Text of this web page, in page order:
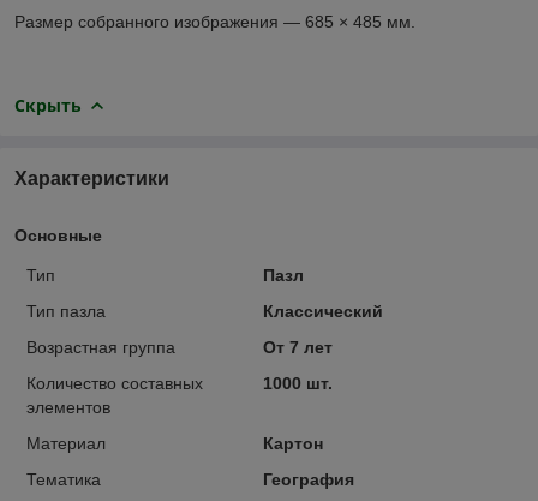
Размер собранного изображения — 685 × 485 мм.
Скрыть
Характеристики
Основные
Тип
Пазл
Тип пазла
Классический
Возрастная группа
От 7 лет
Количество составных
элементов
1000 шт.
Материал
Картон
Тематика
География